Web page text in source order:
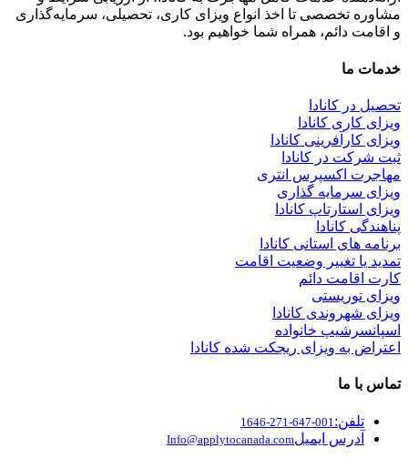
مشاوره تخصصی تا اخذ انواع ویزای کاری، تحصیلی، سرمایه‌گذاری
و اقامت دائم، همراه شما خواهیم بود.
خدمات ما
تحصیل در کانادا
ویزای کاری کانادا
ویزای کارآفرینی کانادا
ثبت شرکت در کانادا
مهاجرت اکسپرس انتری
ویزای سرمایه گذاری
ویزای استارتاپ کانادا
پناهندگی کانادا
برنامه های استانی کانادا
تمدید یا تغییر وضعیت اقامت
کارت اقامت دائم
ویزای توریستی
ویزای شهروندی کانادا
اسپانسرشیپ خانواده
اعتراض به ویزای ریجکت شده کانادا
تماس با ما
تلفن: 001-647-271-1646
آدرس ایمیلInfo@applytocanada.com